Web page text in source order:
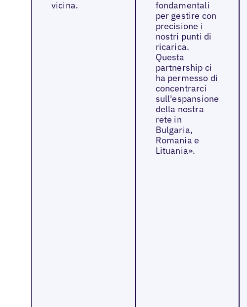
vicina.
fondamentali
per gestire con
precisione i
nostri punti di
ricarica.
Questa
partnership ci
ha permesso di
concentrarci
sull'espansione
della nostra
rete in
Bulgaria,
Romania e
Lituania».